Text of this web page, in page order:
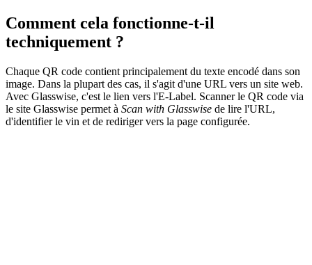
Comment cela fonctionne-t-il
techniquement ?
Chaque QR code contient principalement du texte encodé dans son
image. Dans la plupart des cas, il s'agit d'une URL vers un site web.
Avec Glasswise, c'est le lien vers l'E-Label. Scanner le QR code via
le site Glasswise permet à Scan with Glasswise de lire l'URL,
d'identifier le vin et de rediriger vers la page configurée.